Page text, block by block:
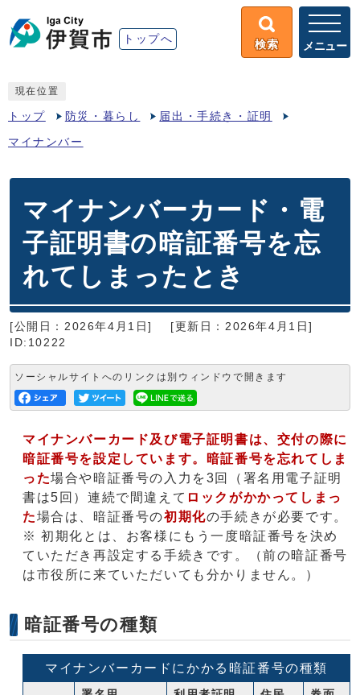
トップへ 検索 メニュー
現在位置
トップ 防災・暮らし 届出・手続き・証明
マイナンバー
マイナンバーカード・電
子証明書の暗証番号を忘
れてしまったとき
[公開日：2026年4月1日]
[更新日：2026年4月1日]
ID:10222
ソーシャルサイトへのリンクは別ウィンドウで開きます
マイナンバーカード及び電子証明書は、交付の際に
暗証番号を設定しています。
暗証番号を忘れてしま
った場合や暗証番号の入力を3回（署名用電子証明
書は5回）連続で間違えて ロックがかかってしまっ
た場合は、暗証番号の初期化の手続きが必要です。
※ 初期化とは、お客様にもう一度暗証番号を決め
ていただき再設定する手続きです。（前の暗証番号
は市役所に来ていただいても分かりません。）
暗証番号の種類
マイナンバーカードにかかる暗証番号の種類